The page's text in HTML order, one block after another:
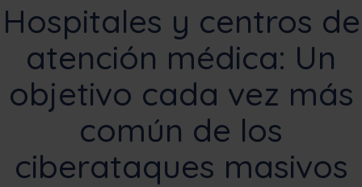
Hospitales y centros de
atención médica: Un
objetivo cada vez más
común de los
ciberataques masivos